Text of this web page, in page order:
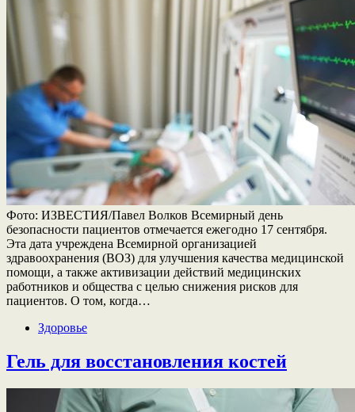
Фото: ИЗВЕСТИЯ/Павел Волков Всемирный день
безопасности пациентов отмечается ежегодно 17 сентября.
Эта дата учреждена Всемирной организацией
здравоохранения (ВОЗ) для улучшения качества медицинской
помощи, а также активизации действий медицинских
работников и общества с целью снижения рисков для
пациентов. О том, когда…
Здоровье
Гель для восстановления костей